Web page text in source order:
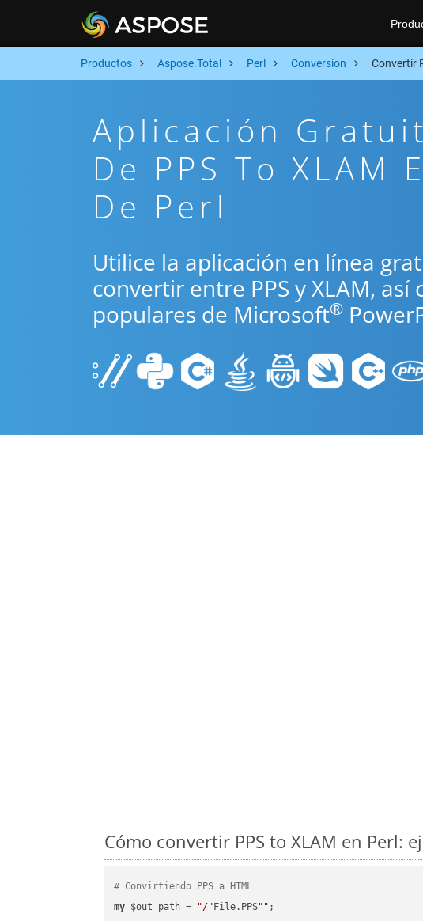
Productos Aspose.Total Perl Conversion Convertir
Aplicación
De PPS To XLAM
De Perl
Utilice la aplicación en línea
convertir entre PPS y XLAM,
populares de Microsoft®
Cómo convertir PPS to XLAM en Perl:
# Convirtiendo PPS a HTML
my $out_path = "/" File.PPS""